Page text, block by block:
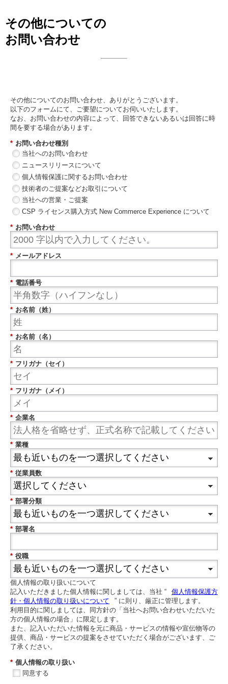
その他についての
お問い合わせ
その他についてのお問い合わせ、ありがとうございます。
以下のフォームにて、ご要望についてお伺いいたします。
なお、お問い合わせの内容によって、回答できないあるいは回答に時
間を要する場合があります。
* お問い合わせ種別
当社へのお問い合わせ
ニュースリリースについて
個人情報保護に関するお問い合わせ
技術者のご提案などお取引について
当社への営業・ご提案
CSP ライセンス購入方式 New Commerce Experience について
* お問い合わせ
* メールアドレス
* 電話番号
* お名前（姓）
* お名前（名）
* フリガナ（セイ）
* フリガナ（メイ）
* 企業名
* 業種
* 従業員数
* 部署分類
* 部署名
* 役職
個人情報の取り扱いについて
記入いただきました個人情報に関しましては、当社 “
個人情報保護方
針・個人情報の取り扱いについて
” に則り、厳正に管理します。
利用目的に関しましては、同方針の「当社へお問い合わせいただいた
方の個人情報の場合」に限定します。
また、記入いただいた情報を元に商品・サービスの情報や宣伝物等の
提供、商品・サービスの提案をさせていただく場合がございます、ご
了承ください。
* 個人情報の取り扱い
同意する